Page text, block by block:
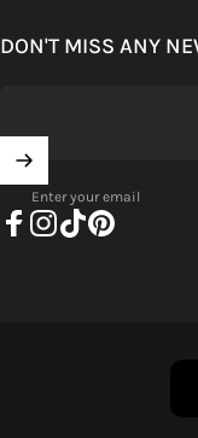
DON'T MISS ANY
Enter your email